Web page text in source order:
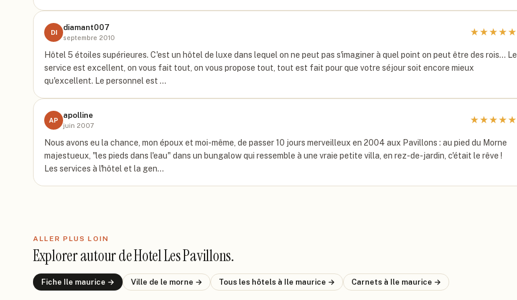
DI
diamant007
septembre 2010
★★★★★
Hôtel 5 étoiles supérieures. C'est un hôtel de luxe dans lequel on ne peut pas s'imaginer à quel point on peut être des rois... Le
service est excellent, on vous fait tout, on vous propose tout, tout est fait pour que votre séjour soit encore mieux
qu'excellent. Le personnel est …
AP
apolline
juin 2007
★★★★★
Nous avons eu la chance, mon époux et moi-même, de passer 10 jours merveilleux en 2004 aux Pavillons : au pied du Morne
majestueux, "les pieds dans l'eau" dans un bungalow qui ressemble à une vraie petite villa, en rez-de-jardin, c'était le rêve !
Les services à l'hôtel et la gen…
ALLER PLUS LOIN
Explorer autour deHotel Les Pavillons.
Fiche Ile maurice → Ville de le morne → Tous les hôtels à Ile maurice → Carnets à Ile maurice →